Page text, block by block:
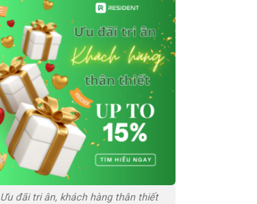
Ưu đãi tri ân, khách hàng thân thiết